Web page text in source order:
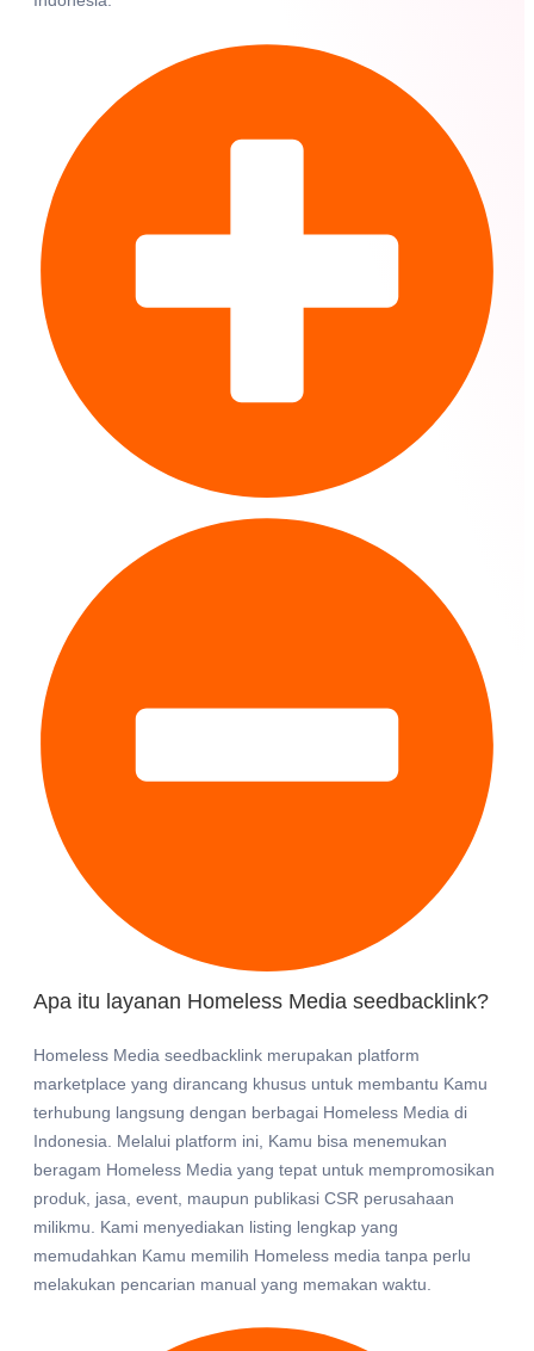
Apa itu layanan Homeless Media seedbacklink?
Homeless Media seedbacklink merupakan platform
marketplace yang dirancang khusus untuk membantu Kamu
terhubung langsung dengan berbagai Homeless Media di
Indonesia. Melalui platform ini, Kamu bisa menemukan
beragam Homeless Media yang tepat untuk mempromosikan
produk, jasa, event, maupun publikasi CSR perusahaan
milikmu. Kami menyediakan listing lengkap yang
memudahkan Kamu memilih Homeless media tanpa perlu
melakukan pencarian manual yang memakan waktu.